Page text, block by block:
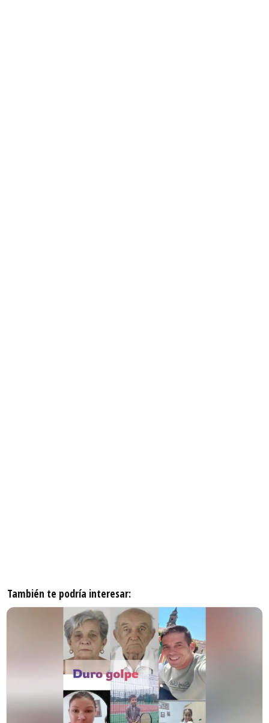
También te podría interesar: